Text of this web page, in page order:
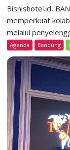
Bisnishotel.id,
memperkuat
melalui
Agenda Bandung